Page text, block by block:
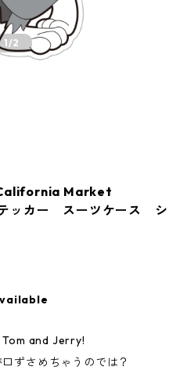
1/2
Market
ッカー スーツケース シ
Tom and Jerry!
ずさめちゃうのでは？